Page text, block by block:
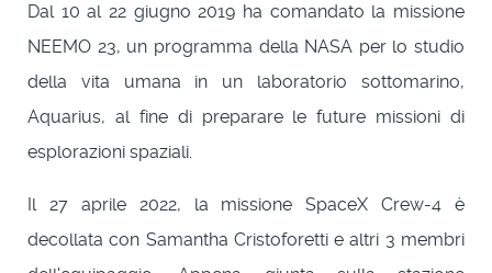
Dal 10 al 22 giugno 2019 ha comandato la missione
NEEMO 23, un programma della NASA per lo studio
della vita umana in un laboratorio sottomarino,
Aquarius, al fine di preparare le future missioni di
esplorazioni spaziali.
Il 27 aprile 2022, la missione SpaceX Crew-4 è
decollata con Samantha Cristoforetti e altri 3 membri